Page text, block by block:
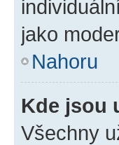
jako
Nahoru
Kde jsou
Všechny